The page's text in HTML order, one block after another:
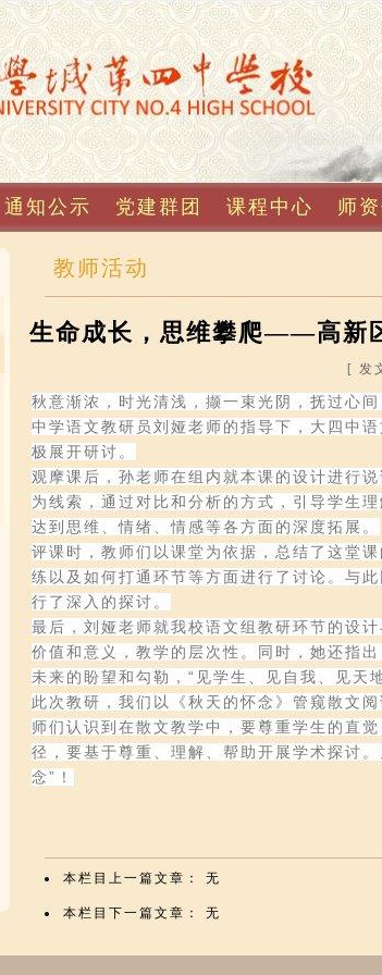
通知公示 党建群团 课程中心 师
教师活动
生命成长，思维攀爬——高新
[ 发
秋意渐浓，时光清浅，撷一束光阴，抚过心
中学语文教研员刘娅老师的指导下，大四中
极展开研讨。
观摩课后，孙老师在组内就本课的设计进行
为线索，通过对比和分析的方式，引导学生
达到思维、情绪、情感等各方面的深度拓展。
评课时，教师们以课堂为依据，总结了这堂
练以及如何打通环节等方面进行了讨论。与
行了深入的探讨。
最后，刘娅老师就我校语文组教研环节的设
价值和意义，教学的层次性。同时，她还指
未来的盼望和勾勒，“见学生、见自我、见天
此次教研，我们以《秋天的怀念》管窥散文
师们认识到在散文教学中，要尊重学生的直
径，要基于尊重、理解、帮助开展学术探讨
念”！
本栏目上一篇文章： 无
本栏目下一篇文章： 无